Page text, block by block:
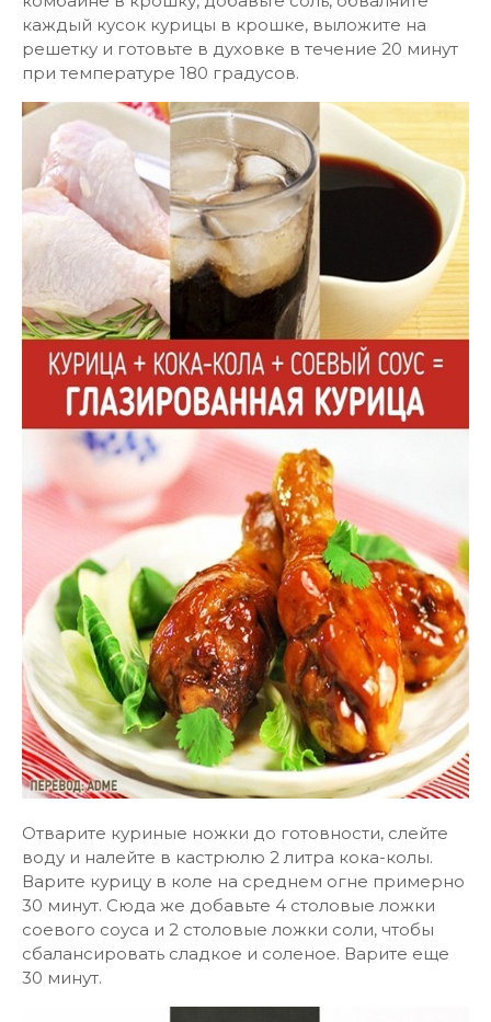
каждый кусок курицы в крошке, выложите на
решетку и готовьте в духовке в течение 20 минут
при температуре 180 градусов.
Отварите куриные ножки до готовности, слейте
воду и налейте в кастрюлю 2 литра кока-колы.
Варите курицу в коле на среднем огне примерно
30 минут. Сюда же добавьте 4 столовые ложки
соевого соуса и 2 столовые ложки соли, чтобы
сбалансировать сладкое и соленое. Варите еще
30 минут.